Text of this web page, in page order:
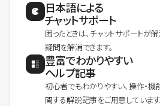
日本語による
チャットサポート
困ったときは、チャットサポートが
疑問を解消できます。
豊富でわかりやすい
ヘルプ記事
初心者でもわかりやすい、操作・機
関する解説記事をご用意しています